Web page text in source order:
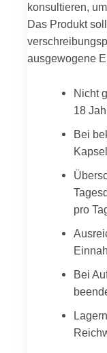
konsultieren,
Das Produkt
ausgewogene
Nicht
18
Bei
pro
Bei